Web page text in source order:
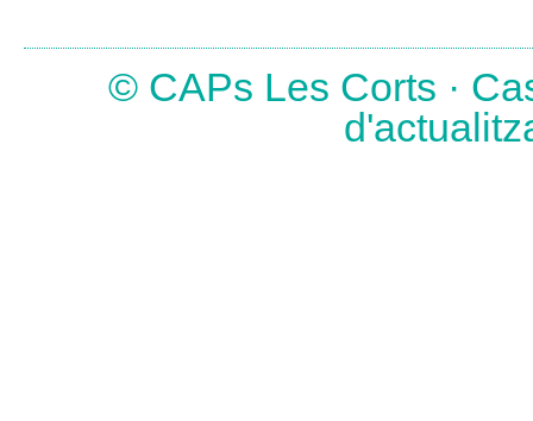
© CAPs Les Corts ·